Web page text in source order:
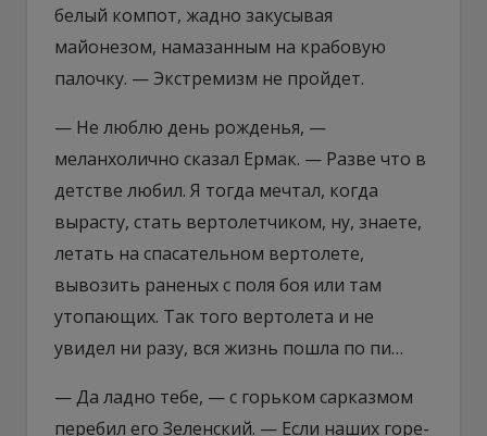
белый компот, жадно закусывая
майонезом, намазанным на крабовую
палочку. — Экстремизм не пройдет.
— Не люблю день рожденья, —
меланхолично сказал Ермак. — Разве что в
детстве любил. Я тогда мечтал, когда
вырасту, стать вертолетчиком, ну, знаете,
летать на спасательном вертолете,
вывозить раненых с поля боя или там
утопающих. Так того вертолета и не
увидел ни разу, вся жизнь пошла по пи…
— Да ладно тебе, — с горьком сарказмом
перебил его Зеленский. — Если наших горе-